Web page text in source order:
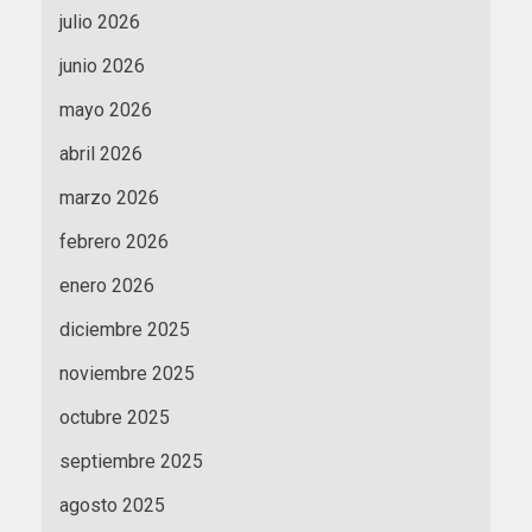
julio 2026
junio 2026
mayo 2026
abril 2026
marzo 2026
febrero 2026
enero 2026
diciembre 2025
noviembre 2025
octubre 2025
septiembre 2025
agosto 2025